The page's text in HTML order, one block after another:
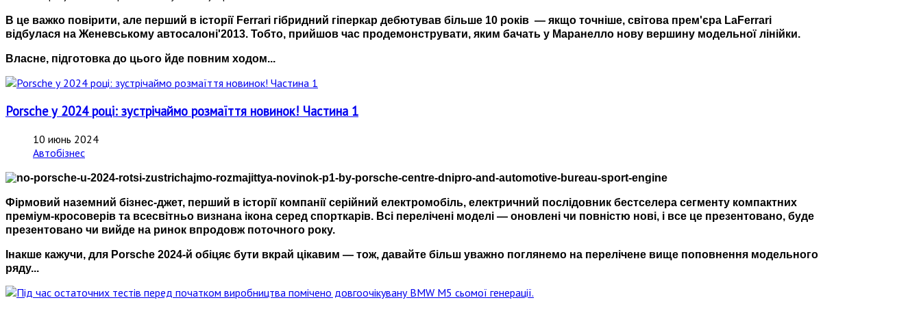
В це важко повірити, але перший в історії Ferrari гібридний гіперкар дебютував більше 10 років — якщо точніше, світова прем'єра LaFerrari
відбулася на Женевському автосалоні'2013. Тобто, прийшов час продемонструвати, яким бачать у Маранелло нову вершину модельної лінійки.
Власне, підготовка до цього йде повним ходом...
Porsche у 2024 році: зустрічаймо розмаїття новинок! Частина 1
10 июнь 2024
Автобізнес
Фірмовий наземний бізнес-джет, перший в історії компанії серійний електромобіль, електричний послідовник бестселера сегменту компактних
преміум-кросоверів та всесвітньо визнана ікона серед спорткарів. Всі перелічені моделі — оновлені чи повністю нові, і все це презентовано, буде
презентовано чи вийде на ринок впродовж поточного року.
Інакше кажучи, для Porsche 2024-й обіцяє бути вкрай цікавим — тож, давайте більш уважно поглянемо на перелічене вище поповнення модельного
ряду...